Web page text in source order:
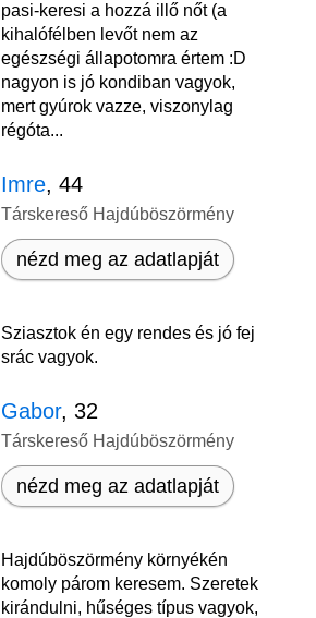
pasi-keresi a hozzá illő nőt (a
kihalófélben levőt nem az
egészségi állapotomra értem :D
nagyon is jó kondiban vagyok,
mert gyúrok vazze, viszonylag
régóta...
Imre, 44
Társkereső Hajdúböszörmény
nézd meg az adatlapját
Sziasztok én egy rendes és jó fej
srác vagyok.
Gabor, 32
Társkereső Hajdúböszörmény
nézd meg az adatlapját
Hajdúböszörmény környékén
komoly párom keresem. Szeretek
kirándulni, hűséges típus vagyok,